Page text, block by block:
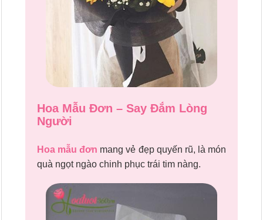
Hoa Mẫu Đơn – Say Đắm Lòng
Người
Hoa mẫu đơn mang vẻ đẹp quyến rũ, là món
quà ngọt ngào chinh phục trái tim nàng.